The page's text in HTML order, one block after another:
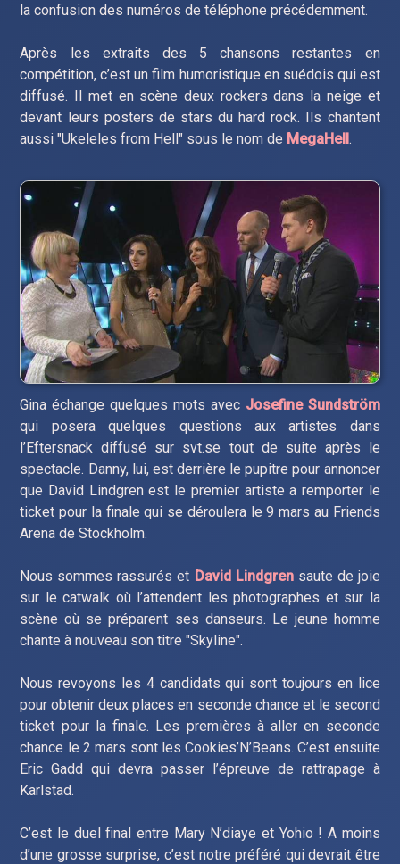
la confusion des numéros de téléphone précédemment.
Après les extraits des 5 chansons restantes en
compétition, c’est un film humoristique en suédois qui est
diffusé. Il met en scène deux rockers dans la neige et
devant leurs posters de stars du hard rock. Ils chantent
aussi "Ukeleles from Hell" sous le nom de MegaHell.
Gina échange quelques mots avec Josefine Sundström
qui posera quelques questions aux artistes dans
l’Eftersnack diffusé sur svt.se tout de suite après le
spectacle. Danny, lui, est derrière le pupitre pour annoncer
que David Lindgren est le premier artiste a remporter le
ticket pour la finale qui se déroulera le 9 mars au Friends
Arena de Stockholm.
Nous sommes rassurés et David Lindgrensaute de joie
sur le catwalk où l’attendent les photographes et sur la
scène où se préparent ses danseurs. Le jeune homme
chante à nouveau son titre "Skyline".
Nous revoyons les 4 candidats qui sont toujours en lice
pour obtenir deux places en seconde chance et le second
ticket pour la finale. Les premières à aller en seconde
chance le 2 mars sont les Cookies’N’Beans. C’est ensuite
Eric Gadd qui devra passer l’épreuve de rattrapage à
Karlstad.
C’est le duel final entre Mary N’diaye et Yohio ! A moins
d’une grosse surprise, c’est notre préféré qui devrait être